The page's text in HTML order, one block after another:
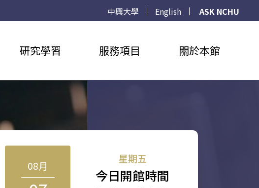
中興大學 English
ASK NCHU
研究學習 服務項目 關於本館
08月
星期五
今日開館時間